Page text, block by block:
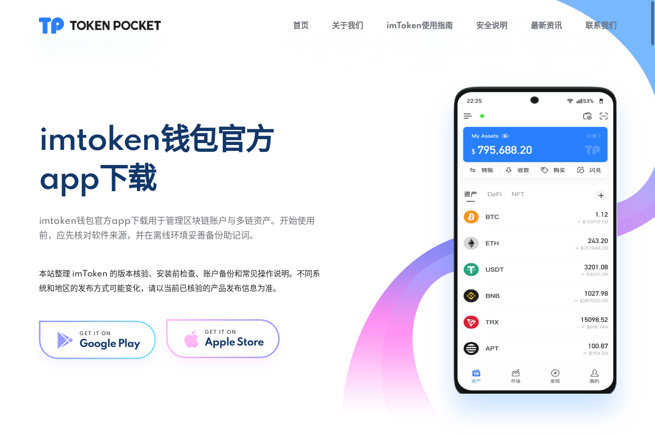
首页 关于我们 imToken使用指南 安全说明 最新资讯 联系我们
imtoken钱包官方
app下载
imtoken钱包官方app下载用于管理区块链账户与多链资产。开始使用
前，应先核对软件来源，并在离线环境妥善备份助记词。
本站整理 imToken 的版本核验、安装前检查、账户备份和常见操作说明。不同系
统和地区的发布方式可能变化，请以当前已核验的产品发布信息为准。
GET IT ON
Google Play
GET IT ON
Apple Store